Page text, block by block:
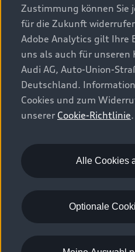
Plug-in-Hybride
Sofort verfügbare Neuwagen
Gebrauchtwagen
Audi Gebrauchtwagen :plus
Geschäftskunden
Audi exclusive
Audi Original Zubehör
Audi Services
Audi digital services
myAudi
Garantie & Unterstützung
Batterie und Sicherheit
Kundenbereich
Kontakt
Audi Partner finden
Probefahrt anfragen
Audi Welt
Audi quattro Cup
Die Marke Karriere WLTP
Rechtliches
Cookie-Einstellungen
EU
Please select country
Zustimmung können Sie
für die Zukunft
Adobe Analytics gilt Ihre
uns als auch für
Audi AG, Auto-Union-
Deutschland.
Cookies und zum
unserer Cookie-Richtlinie.
Alle Cookies
Optionale